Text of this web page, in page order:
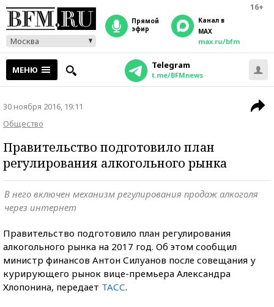
16+
Москва
прямой
эфир
Канал в
MAX
max.ru/bfm
МЕНЮ Telegram
t.me/BFMnews
30 ноября 2016, 19:11
Общество
Правительство подготовило план
регулирования алкогольного рынка
В него включен механизм регулирования продаж алкоголя
через интернет
Правительство подготовило план регулирования
алкогольного рынка на 2017 год. Об этом сообщил
министр финансов Антон Силуанов после совещания у
курирующего рынок вице-премьера Александра
Хлопонина, передает ТАСС.